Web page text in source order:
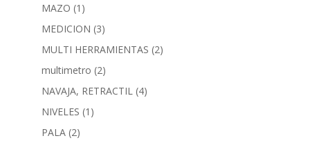
MAZO (1)
MEDICION (3)
MULTI HERRAMIENTAS (2)
multimetro (2)
NAVAJA, RETRACTIL (4)
NIVELES (1)
PALA (2)